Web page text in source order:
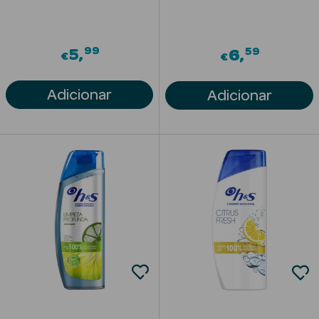
Ver Tudo
Hidratantes
Banho
Protetores
Solares
Refirmantes
€5 99
Adicionar
€6 59
Adicionar